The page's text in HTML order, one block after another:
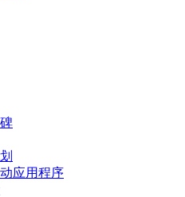
应用程序